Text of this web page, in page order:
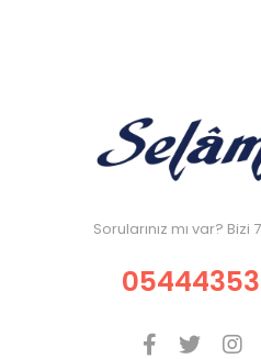
Sorularınız mı var? Bizi